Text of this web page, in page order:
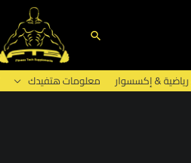
البحث
& إكسسوار معلومات هتفيدك